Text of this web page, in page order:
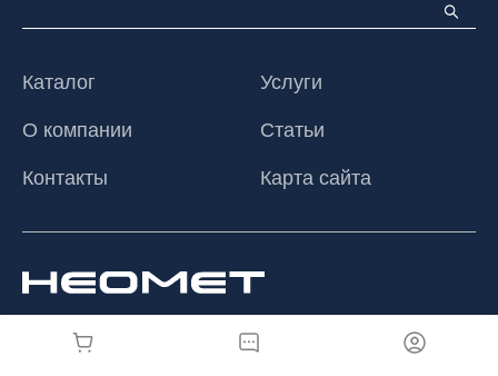
Каталог
Услуги
О компании
Статьи
Контакты
Карта сайта
© 2026 ООО «Неомет», Все права защищены